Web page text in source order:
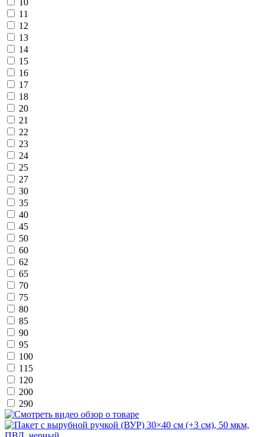
11
12
13
14
15
16
17
18
20
21
22
23
24
25
27
30
35
40
45
50
60
62
65
70
75
80
85
90
95
100
115
120
200
290